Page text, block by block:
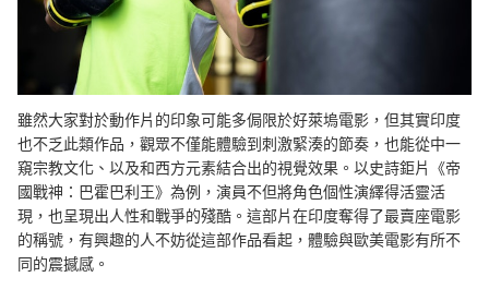
雖然大家對於動作片的印象可能多侷限於好萊塢電影，但其實印度
也不乏此類作品，觀眾不僅能體驗到刺激緊湊的節奏，也能從中一
窺宗教文化、以及和西方元素結合出的視覺效果。以史詩鉅片《帝
國戰神：巴霍巴利王》為例，演員不但將角色個性演繹得活靈活
現，也呈現出人性和戰爭的殘酷。這部片在印度奪得了最賣座電影
的稱號，有興趣的人不妨從這部作品看起，體驗與歐美電影有所不
同的震撼感。